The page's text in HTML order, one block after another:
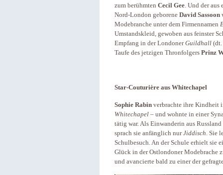
zum berühmten Cecil Gee. Und der aus
Nord-London geborene David Sassoon
Modebranche unter dem Firmennamen
Umstandskleid, gewoben aus feinster
Empfang in der LondonerGuildhall (dt.
Taufe des jetzigen Thronfolgers Prinz
Star-Couturière aus Whitechapel
Sophie Rabin verbrachte ihre Kindheit
Whitechapel – und wohnte in einer
tätig war. Als Einwanderin aus
sprach sie anfänglich nurJiddisch. Sie
Schulbesuch. An der Schule erhielt sie
Glück in der Ostlondoner Modebrache
und avancierte bald zu einer der